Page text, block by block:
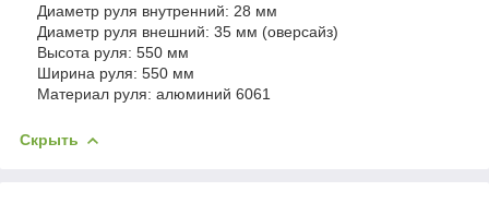
Диаметр руля внутренний: 28 мм
Диаметр руля внешний: 35 мм (оверсайз)
Высота руля: 550 мм
Ширина руля: 550 мм
Материал руля: алюминий 6061
Скрыть